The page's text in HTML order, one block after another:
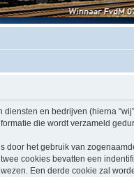
en bedrijven (hierna
die wordt verzameld
het gebruik van
cookies bevatten een
Een derde cookie zal